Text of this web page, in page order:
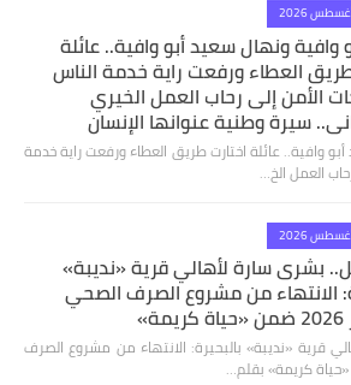
وافية ونهال سعيد أبو وافية.. عائلة
العطاء ورفعت راية خدمة الناس
الأمن إلى رحاب العمل الخيري
سيرة وطنية عنوانها الإنسان
وافية.. عائلة اختارت طريق العطاء ورفعت راية خدمة
العمل الخ…
بشرى سارة لأهالي قرية «نديبة»
الانتهاء من مشروع الصرف الصحي
قرية «نديبة» بالبحيرة: الانتهاء من مشروع الصرف